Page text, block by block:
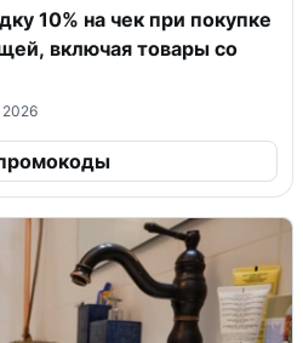
10% на чек при покупке
включая товары со
2026